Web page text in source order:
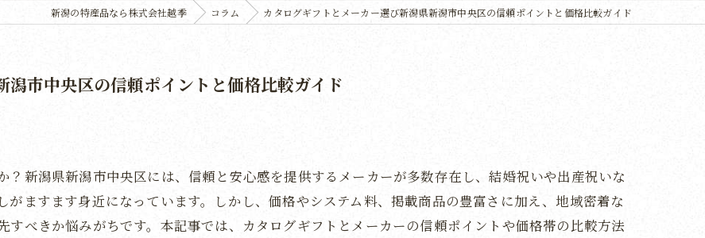
新潟の特産品なら株式会社越季 コラム カタログギフトとメーカー選び新潟県新潟市中央区の信頼ポイントと価格比較ガイド
市中央区の信頼ポイントと価格比較ガイド
？新潟県新潟市中央区には、信頼と安心感を提供するメーカーが多数存在し、結婚祝いや出産祝いな
がますます身近になっています。しかし、価格やシステム料、掲載商品の豊富さに加え、地域密着な
すべきか悩みがちです。本記事では、カタログギフトとメーカーの信頼ポイントや価格帯の比較方法